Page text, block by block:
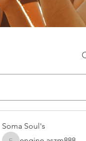
Soma Soul's